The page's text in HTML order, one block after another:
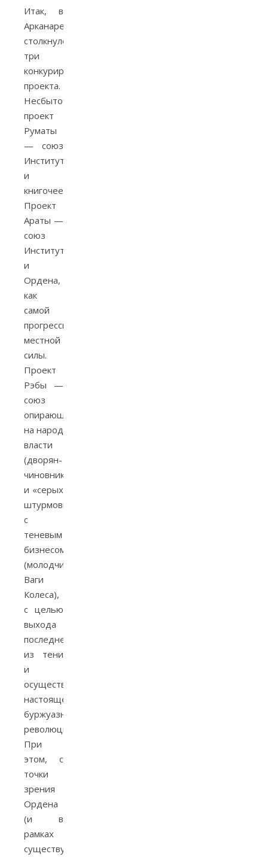
Итак, в
Арканаре
столкнулось
три
конкурирующих
проекта.
Несбыточный
проект
Руматы
— союз
Института
и
книгочеев.
Проект
Араты —
союз
Института
и
Ордена,
как
самой
прогрессивной
местной
силы.
Проект
Рэбы —
союз
опирающейся
на народ
власти
(дворян-
чиновников
и «серых
штурмовиков»)
с
теневым
бизнесом
(молодчиками
Ваги
Колеса),
с целью
выхода
последнего
из тени
и
осуществления
настоящей
буржуазной
революции.
При
этом, с
точки
зрения
Ордена
(и в
рамках
существующих